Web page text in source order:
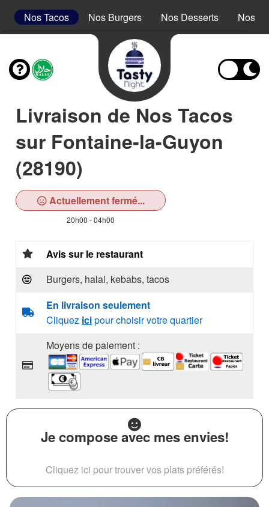
Nos Tacos Nos Burgers Nos Desserts Nos
Livraison de Nos Tacos
sur Fontaine-la-Guyon
(28190)
Actuellement fermé...
20h00 - 04h00
Avis sur le restaurant
Burgers, halal, kebabs, tacos
En livraison seulement
Cliquez icipour choisir votre quartier
Moyens de paiement :
Je compose avec mes envies!
Cliquez ici pour trouver vos plats préférés!